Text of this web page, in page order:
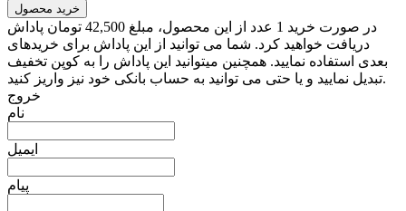
خرید محصول
در صورت خرید 1 عدد از این محصول، مبلغ 42,500 تومان پاداش
دریافت خواهید کرد. شما می توانید از این پاداش برای خریدهای
بعدی استفاده نمایید. همچنین میتوانید این پاداش را به کوپن تخفیف
تبدیل نمایید و یا حتی می توانید به حساب بانکی خود نیز واریز کنید.
خروج
نام
ایمیل
پیام